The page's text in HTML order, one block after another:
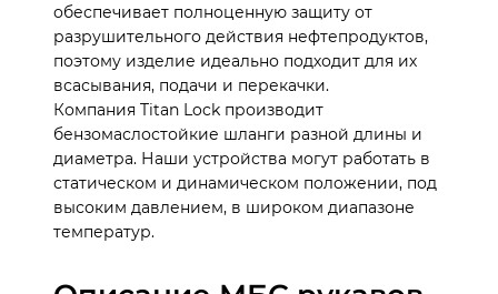
обеспечивает полноценную защиту от
разрушительного действия нефтепродуктов,
поэтому изделие идеально подходит для их
всасывания, подачи и перекачки.
Компания Titan Lock производит
бензомаслостойкие шланги разной длины и
диаметра. Наши устройства могут работать в
статическом и динамическом положении, под
высоким давлением, в широком диапазоне
температур.